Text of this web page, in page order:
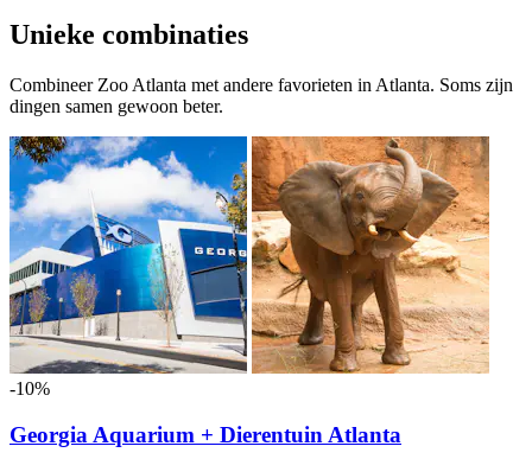
Unieke combinaties
Combineer Zoo Atlanta met andere favorieten in Atlanta. Soms zijn
dingen samen gewoon beter.
-10%
Georgia Aquarium + Dierentuin Atlanta